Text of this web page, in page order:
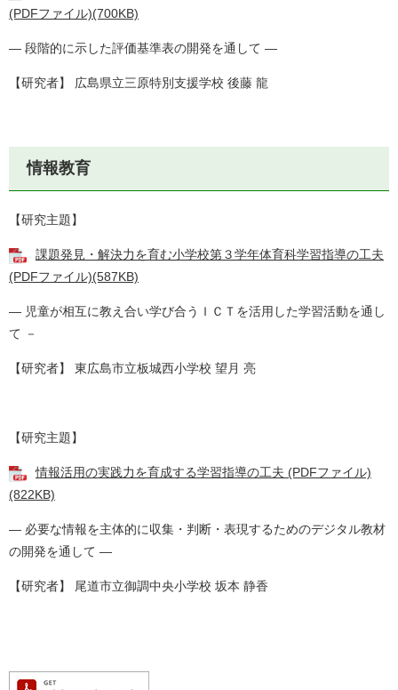
(PDFファイル)(700KB)
― 段階的に示した評価基準表の開発を通して ―
【研究者】 広島県立三原特別支援学校 後藤 龍
情報教育
【研究主題】
課題発見・解決力を育む小学校第３学年体育科学習指導の工夫
(PDFファイル)(587KB)
― 児童が相互に教え合い学び合うＩＣＴを活用した学習活動を通し
て －
【研究者】 東広島市立板城西小学校 望月 亮
【研究主題】
情報活用の実践力を育成する学習指導の工夫 (PDFファイル)
(822KB)
― 必要な情報を主体的に収集・判断・表現するためのデジタル教材
の開発を通して ―
【研究者】 尾道市立御調中央小学校 坂本 静香